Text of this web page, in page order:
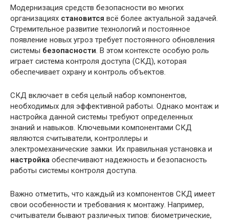
Модернизация средств безопасности во многих
организациях становится всё более актуальной задачей.
Стремительное развитие технологий и постоянное
появление новых угроз требует постоянного обновления
системы безопасности. В этом контексте особую роль
играет система контроля доступа (СКД), которая
обеспечивает охрану и контроль объектов.
СКД включает в себя целый набор компонентов,
необходимых для эффективной работы. Однако монтаж и
настройка данной системы требуют определенных
знаний и навыков. Ключевыми компонентами СКД
являются считыватели, контроллеры и
электромеханические замки. Их правильная установка и
настройка обеспечивают надежность и безопасность
работы системы контроля доступа.
Важно отметить, что каждый из компонентов СКД имеет
свои особенности и требования к монтажу. Например,
считыватели бывают различных типов: биометрические,